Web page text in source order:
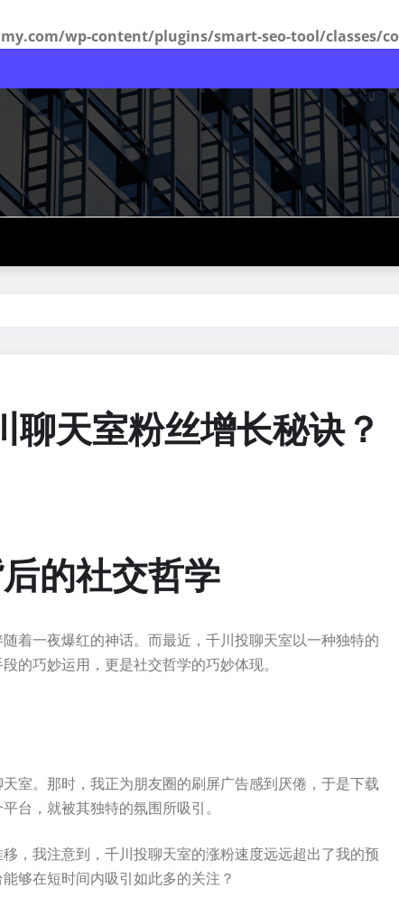
wp-content/plugins/smart-seo-tool/classes/
天室粉丝增长秘诀？
的社交哲学
着一夜爆红的神话。而最近，千川投聊天室以一种独特的
的巧妙运用，更是社交哲学的巧妙体现。
室。那时，我正为朋友圈的刷屏广告感到厌倦，于是下载
台，就被其独特的氛围所吸引。
，我注意到，千川投聊天室的涨粉速度远远超出了我的预
够在短时间内吸引如此多的关注？